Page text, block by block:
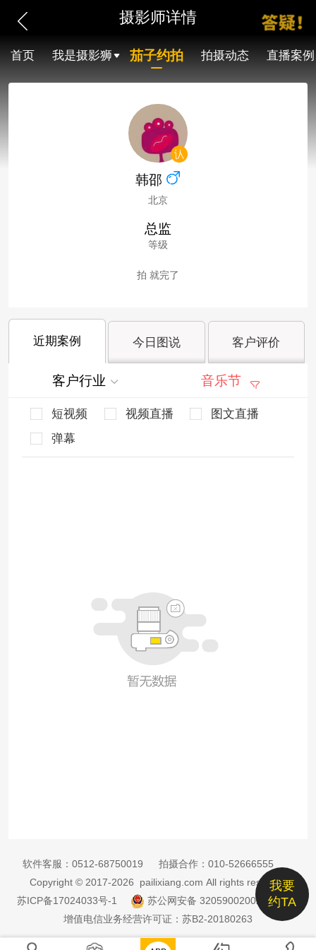
摄影师详情
首页 我是摄影狮 茄子约拍 拍摄动态 直播案例
韩邵
北京
总监
等级
拍 就完了
近期案例 今日图说 客户评价
客户行业 音乐节
短视频 视频直播
图文直播
弹幕
我要
约TA
软件客服： 0512-68750019 拍摄合作： 010-52666555
Copyright © 2017-2026 pailixiang.com All rights reserved
苏ICP备17024033号-1
苏公网安备 32059002002885号
增值电信业务经营许可证：苏B2-20180263